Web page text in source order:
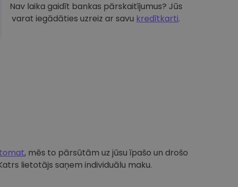
Nav laika gaidīt bankas pārskaitījumus? Jūs
varat iegādāties uzreiz ar savu kredītkarti.
, mēs to pārsūtām uz jūsu īpašo un drošo
lietotājs saņem individuālu maku.